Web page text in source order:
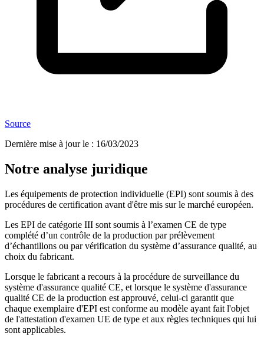
Source
Dernière mise à jour le : 16/03/2023
Notre analyse juridique
Les équipements de protection individuelle (EPI) sont soumis à des
procédures de certification avant d'être mis sur le marché européen.
Les EPI de catégorie III sont soumis à l’examen CE de type
complété d’un contrôle de la production par prélèvement
d’échantillons ou par vérification du système d’assurance qualité, au
choix du fabricant.
Lorsque le fabricant a recours à la procédure de surveillance du
système d'assurance qualité CE, et lorsque le système d'assurance
qualité CE de la production est approuvé, celui-ci garantit que
chaque exemplaire d'EPI est conforme au modèle ayant fait l'objet
de l'attestation d'examen UE de type et aux règles techniques qui lui
sont applicables.